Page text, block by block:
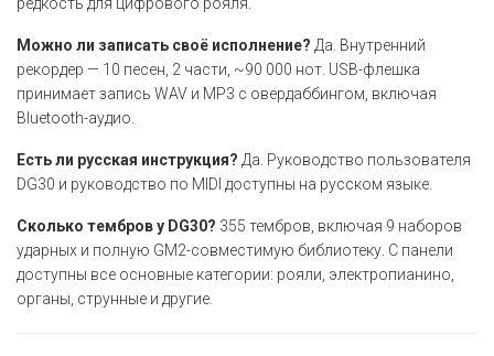
Можно ли записать своё исполнение? Да. Внутренний
рекордер — 10 песен, 2 части, ~90 000 нот. USB-флешка
принимает запись WAV и MP3 с овердаббингом, включая
Bluetooth-аудио.
Есть ли русская инструкция? Да. Руководство пользователя
DG30 и руководство по MIDI доступны на русском языке.
Сколько тембров у DG30? 355 тембров, включая 9 наборов
ударных и полную GM2-совместимую библиотеку. С панели
доступны все основные категории: рояли, электропианино,
органы, струнные и другие.